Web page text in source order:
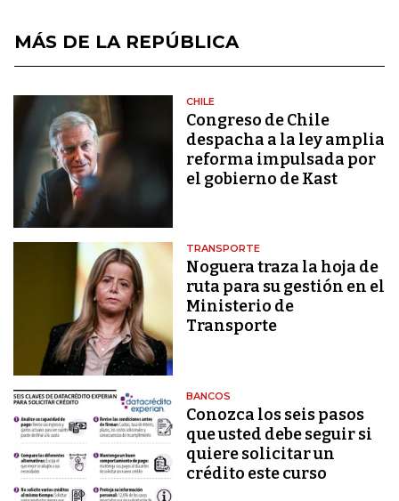
MÁS DE LA REPÚBLICA
CHILE
Congreso de Chile
despacha a la ley amplia
reforma impulsada por
el gobierno de Kast
TRANSPORTE
Noguera traza la hoja de
ruta para su gestión en el
Ministerio de
Transporte
BANCOS
Conozca los seis pasos
que usted debe seguir si
quiere solicitar un
crédito este curso